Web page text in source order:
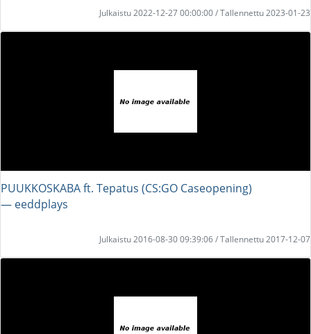
Julkaistu 2022-12-27 00:00:00 / Tallennettu 2023-01-23
PUUKKOSKABA ft. Tepatus (CS:GO Caseopening)
― eeddplays
Julkaistu 2016-08-30 09:39:06 / Tallennettu 2017-12-07